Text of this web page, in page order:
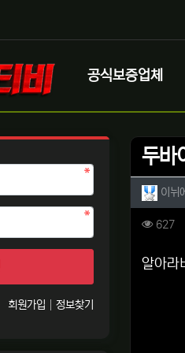
공식보증업체
두바
작성
이뉘
컨텐
627
본문
알아라
회원가입 정보찾기